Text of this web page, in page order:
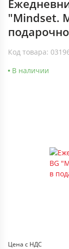
"Mindset.
Код товара:
В наличии
Цена с НДС